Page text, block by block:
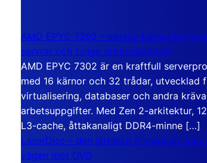
AMD EPYC 7302 – sexton kärnor
servrar och tunga arbetsstationer
AMD EPYC 7302 är en kraftfull
med 16 kärnor och 32 trådar, utvecklad
virtualisering, databaser och andra
arbetsuppgifter. Med Zen 2-arkitektur,
L3-cache, åttakanaligt DDR4-minne […]
LaserDisc – den jättelika filmskivan som
vägen mot DVD